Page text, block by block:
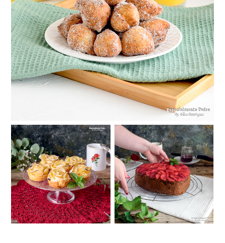
Buñuelos de plátano fáciles y con pocos
ingredientes
Rosas de manzana y
hojaldre con mermelada
Bizcocho de manzana
con almíbar de frutos
rojos para san Valentín